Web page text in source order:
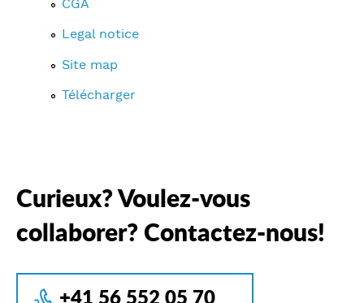
CGA
Legal notice
Site map
Télécharger
Curieux? Voulez-vous
collaborer? Contactez-nous!
+41 56 552 05 70